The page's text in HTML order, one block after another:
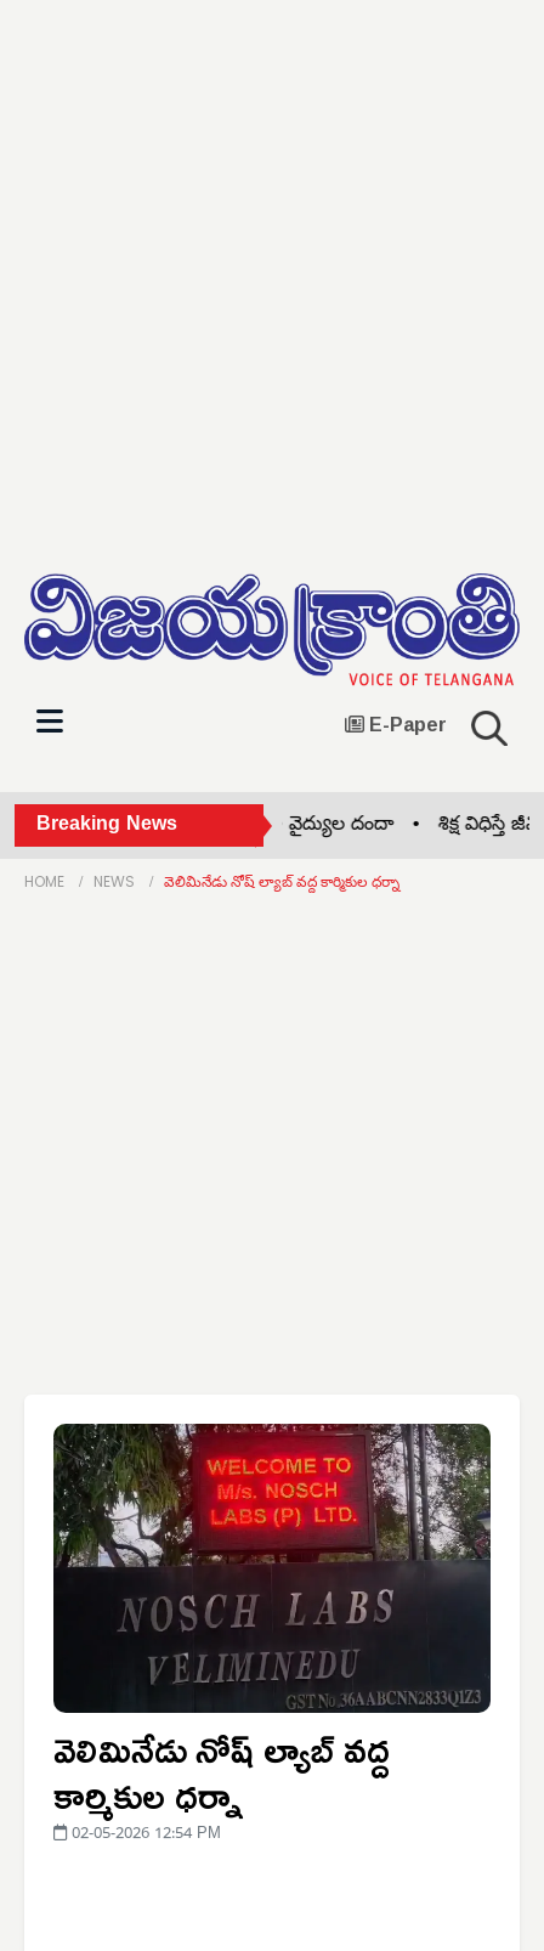
E-Paper
Breaking News
బీజేపీ గెలుపే లక్ష్యం • నకిలీ వైద్యుల దందా • శిక్ష విధిస్తే
HOME NEWS వెలిమినేడు నోష్ ల్యాబ్ వద్ద కార్మికుల ధర్నా
వెలిమినేడు నోష్ ల్యాబ్ వద్ద
కార్మికుల ధర్నా
02-05-2026 12:54 PM